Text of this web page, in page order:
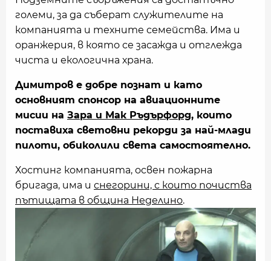
големи, за да съберат служителите на
компанията и техните семейства. Има и
оранжерия, в която се засажда и отглежда
чиста и екологична храна.
Димитров е добре познат и като
основният спонсор на авиационните
мисии на Зара и Мак Ръдърфорд, които
поставиха световни рекорди за най-млади
пилоти, обиколили света самостоятелно.
Хостинг компанията, освен пожарна
бригада, има и снегорини, с които почиства
пътищата в община Неделино.